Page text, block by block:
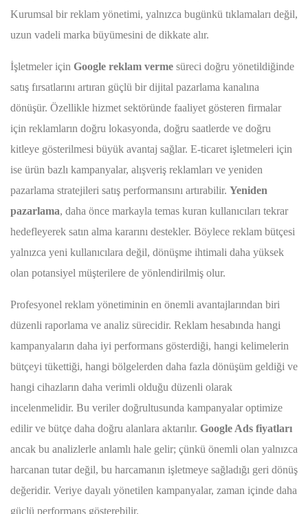
Kurumsal bir reklam yönetimi, yalnızca bugünkü tıklamaları değil,
uzun vadeli marka büyümesini de dikkate alır.
İşletmeler için Google reklam verme süreci doğru yönetildiğinde
satış fırsatlarını artıran güçlü bir dijital pazarlama kanalına
dönüşür. Özellikle hizmet sektöründe faaliyet gösteren firmalar
için reklamların doğru lokasyonda, doğru saatlerde ve doğru
kitleye gösterilmesi büyük avantaj sağlar. E-ticaret işletmeleri için
ise ürün bazlı kampanyalar, alışveriş reklamları ve yeniden
pazarlama stratejileri satış performansını artırabilir. Yeniden
pazarlama, daha önce markayla temas kuran kullanıcıları tekrar
hedefleyerek satın alma kararını destekler. Böylece reklam bütçesi
yalnızca yeni kullanıcılara değil, dönüşme ihtimali daha yüksek
olan potansiyel müşterilere de yönlendirilmiş olur.
Profesyonel reklam yönetiminin en önemli avantajlarından biri
düzenli raporlama ve analiz sürecidir. Reklam hesabında hangi
kampanyaların daha iyi performans gösterdiği, hangi kelimelerin
bütçeyi tükettiği, hangi bölgelerden daha fazla dönüşüm geldiği ve
hangi cihazların daha verimli olduğu düzenli olarak
incelenmelidir. Bu veriler doğrultusunda kampanyalar optimize
edilir ve bütçe daha doğru alanlara aktarılır. Google Ads fiyatları
ancak bu analizlerle anlamlı hale gelir; çünkü önemli olan yalnızca
harcanan tutar değil, bu harcamanın işletmeye sağladığı geri dönüş
değeridir. Veriye dayalı yönetilen kampanyalar, zaman içinde daha
güçlü performans gösterebilir.